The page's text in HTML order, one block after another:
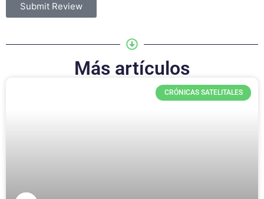
Submit Review
Más artículos
CRÓNICAS SATELITALES